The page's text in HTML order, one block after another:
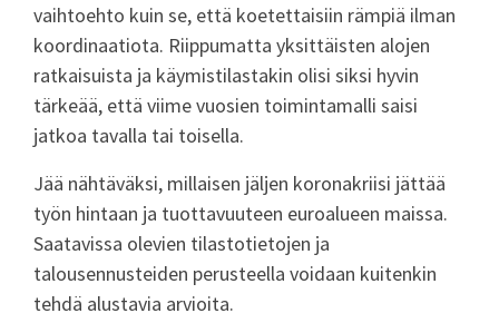
vaihtoehto kuin se, että koetettaisiin rämpiä ilman
koordinaatiota. Riippumatta yksittäisten alojen
ratkaisuista ja käymistilastakin olisi siksi hyvin
tärkeää, että viime vuosien toimintamalli saisi
jatkoa tavalla tai toisella.
Jää nähtäväksi, millaisen jäljen koronakriisi jättää
työn hintaan ja tuottavuuteen euroalueen maissa.
Saatavissa olevien tilastotietojen ja
talousennusteiden perusteella voidaan kuitenkin
tehdä alustavia arvioita.